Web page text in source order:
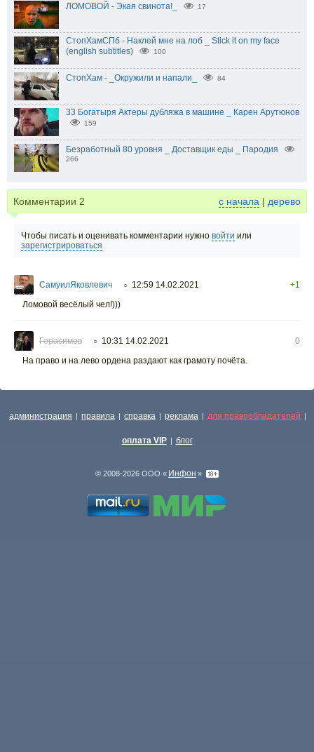
ЛОМОВОЙ - Экая свинота!_ 17
СтопХамСПб - Наклей мне на лоб _ Stick it on my face
(english subtitles)
100
СтопХам - _Окружили и напали_ 84
33 Богатыря Актеры дубляжа в машине _ Карен Арутюнов
159
Безработный 80 уровня _ Доставщик еды _ Пародия
266
Комментарии 2 с начала | дерево
Чтобы писать и оценивать комментарии нужно войти или
зарегистрироваться
СамуилЯковлевич ○ 12:59 14.02.2021
+1
Ломовой весёлый чел!)))
Герасимов ○ 10:31 14.02.2021
0
На право и на лево ордена раздают как грамоту почёта.
администрация | правила | справка | реклама | для правообладателей |
оплата VIP | блог
© 2008-2026 ООО « Инфон »